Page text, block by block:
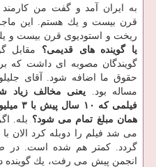
به ایران آمد و گفت من كارمند
قرن بیست و یك هستم. این
ریخت و استودیوی قرن بیست و یك
یا گوینده های قدیمی؟ مقابل
گویندگان مصوبه ای داشت كه
حقوق ما اضافه شود. آقای
مساله بود. یعنی مخالف زیاد
فیلمی
همان مبلغ تمام می شود؟
گردد. كمتر هم شده است. در